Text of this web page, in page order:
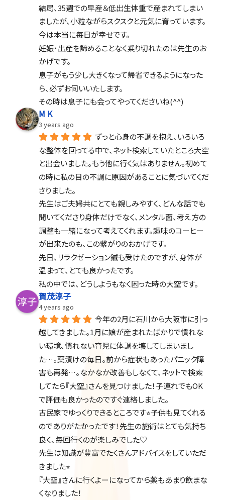
結局、35週での早産＆低出生体重で産まれてしまい
ましたが、小粒ながらスクスクと元気に育っています。
今は本当に毎日が幸せです。
妊娠・出産を諦めることなく乗り切れたのは先生のお
かげです。
息子がもう少し大きくなって帰省できるようになった
ら、必ずお伺いいたします。
その時は息子にも会ってやってくださいね(^^)
M K
3 years ago
ずっと心身の不調を抱え、いろいろ
な整体を回ってる中で、ネット検索していたところ大空
と出会いました。もう他に行く気はありません。初めて
の時に私の目の不調に原因があることに気づいてくだ
さりました。
先生はご夫婦共にとても親しみやすく、どんな話でも
聞いてくださり身体だけでなく、メンタル面、考え方の
調整も一緒になって考えてくれます。趣味のコーヒー
が出来たのも、この繋がりのおかげです。
先日、リラクゼーション鍼も受けたのですが、身体が
温まって、とても良かったです。
私の中では、どうしようもなく困った時の大空です。
賀茂淳子
4 years ago
今年の2月に石川から大阪市に引っ
越してきました。1月に娘が産まれたばかりで慣れな
い環境、慣れない育児に体調を壊してしまいまし
た…。薬漬けの毎日。前から症状もあったパニック障
害も再発…。なかなか改善もしなくて、ネットで検索
してたら『大空』さんを見つけました！子連れでもOK
で評価も良かったのですぐ連絡しました。
古民家でゆっくりできるところです⭐︎子供も見てくれる
のでありがたかったです！先生の施術はとても気持ち
良く、毎回行くのが楽しみでした♡
先生は知識が豊富でたくさんアドバイスをしていただ
きました⭐︎
『大空』さんに行くよーになってから薬もあまり飲まな
くなりました！